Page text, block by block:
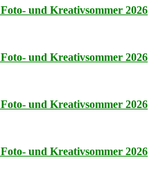
Foto- und Kreativsommer 2026
Foto- und Kreativsommer 2026
Foto- und Kreativsommer 2026
Foto- und Kreativsommer 2026